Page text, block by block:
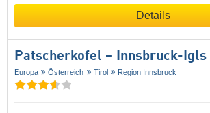
Details
Patscherkofel – Innsbruck-Igls
Europa Österreich Tirol Region Innsbruck